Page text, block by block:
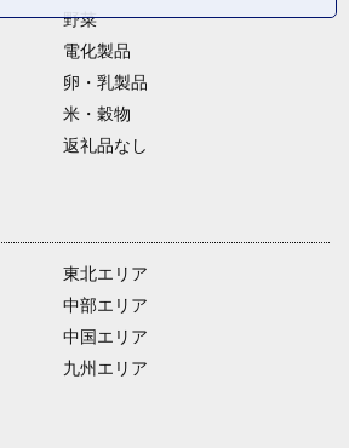
野菜
電化製品
卵・乳製品
米・穀物
返礼品なし
東北エリア
中部エリア
中国エリア
九州エリア